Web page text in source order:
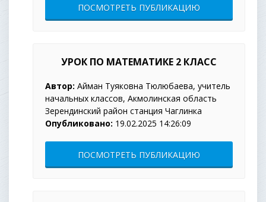
ПОСМОТРЕТЬ ПУБЛИКАЦИЮ
УРОК ПО МАТЕМАТИКЕ 2 КЛАСС
Автор: Айман Туяковна Тюлюбаева, учитель
начальных классов, Акмолинская область
Зерендинский район станция Чаглинка
Опубликовано: 19.02.2025 14:26:09
ПОСМОТРЕТЬ ПУБЛИКАЦИЮ